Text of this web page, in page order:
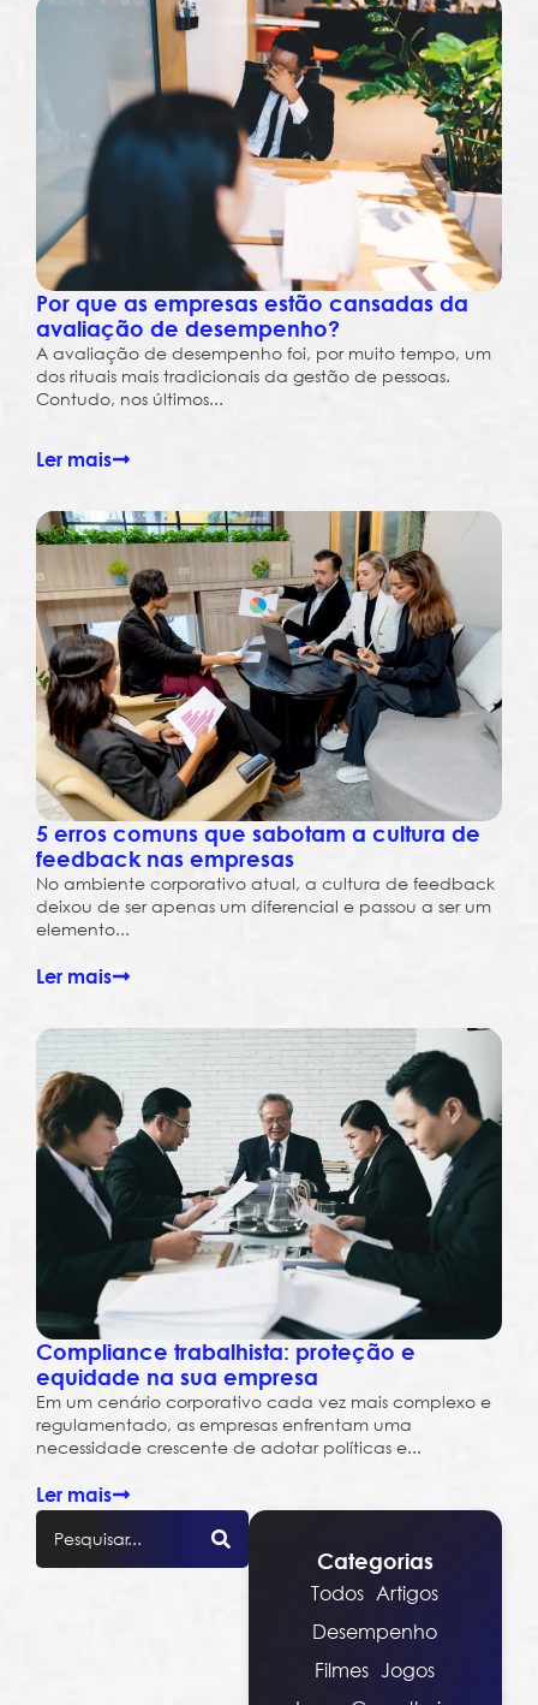
Por que as empresas estão cansadas da
avaliação de desempenho?
A avaliação de desempenho foi, por muito tempo, um
dos rituais mais tradicionais da gestão de pessoas.
Contudo, nos últimos...
Ler mais
5 erros comuns que sabotam a cultura de
feedback nas empresas
No ambiente corporativo atual, a cultura de feedback
deixou de ser apenas um diferencial e passou a ser um
elemento...
Ler mais
Compliance trabalhista: proteção e
equidade na sua empresa
Em um cenário corporativo cada vez mais complexo e
regulamentado, as empresas enfrentam uma
necessidade crescente de adotar políticas e...
Ler mais
Categorias
Artigos
Desempenho
Filmes Jogos
Todos